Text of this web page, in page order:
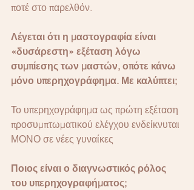
ποτέ στο παρελθόν.
Λέγεται ότι η μαστογραφία είναι
«δυσάρεστη» εξέταση λόγω
συμπίεσης των μαστών, οπότε κάνω
μόνο υπερηχογράφημα. Με καλύπτει;
Το υπερηχογράφημα ως πρώτη εξέταση
προσυμπτωματικού ελέγχου ενδείκνυται
ΜΟΝΟ σε νέες γυναίκες
Ποιος είναι ο διαγνωστικός ρόλος
του υπερηχογραφήματος;